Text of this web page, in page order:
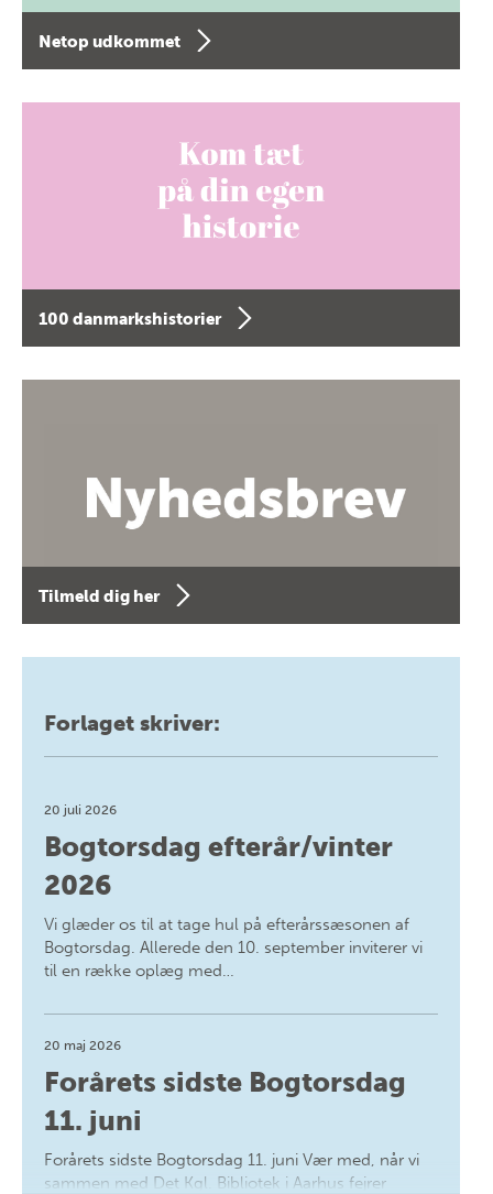
Netop udkommet
100 danmarkshistorier
Tilmeld dig her
Forlaget skriver:
20 juli 2026
Bogtorsdag efterår/vinter
2026
Vi glæder os til at tage hul på efterårssæsonen af
Bogtorsdag. Allerede den 10. september inviterer vi
til en række oplæg med…
20 maj 2026
Forårets sidste Bogtorsdag
11. juni
Forårets sidste Bogtorsdag 11. juni Vær med, når vi
sammen med Det Kgl. Bibliotek i Aarhus fejrer